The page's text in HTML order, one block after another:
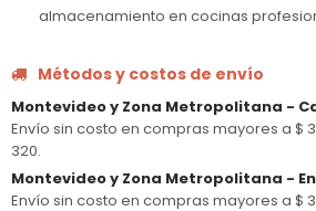
almacenamiento en cocinas
Métodos y costos de envío
Montevideo y Zona Metropolitana -
Envío sin costo en compras mayores a $
320.
Montevideo y Zona Metropolitana -
Envío sin costo en compras mayores a $